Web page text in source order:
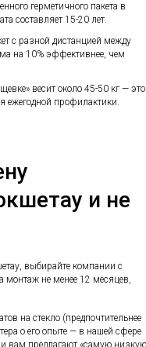
герметичного пакета в
составляет 15-20 лет.
с разной дистанцией между
на 10% эффективнее, чем
весит около 45-50 кг — это
ежегодной профилактики.
и не
выбирайте компании с
монтаж не менее 12 месяцев,
на стекло (предпочтительнее
о его опыте — в нашей сфере
вам предлагают «самую низкую